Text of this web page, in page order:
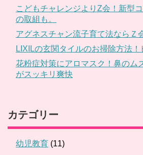
こどもチャレンジよりZ会！新型
の取組も。
アグネスチャン流子育て法ならＺ
LIXILの玄関タイルのお掃除方法！
花粉症対策にアロマスク！鼻のム
がスッキリ爽快
カテゴリー
幼児教育 (11)